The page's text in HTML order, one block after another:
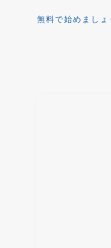
無料で始めまし